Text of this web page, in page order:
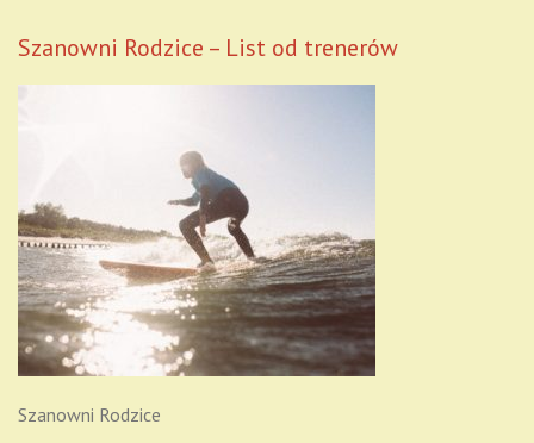
Szanowni Rodzice – List od trenerów
Szanowni Rodzice